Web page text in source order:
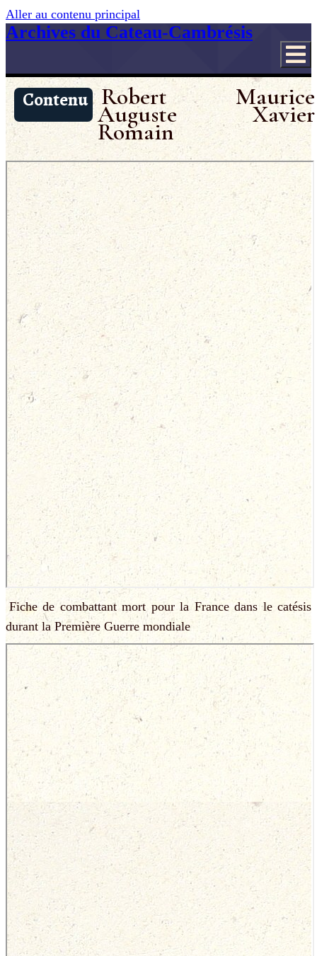
Aller au contenu principal
Archives du Cateau-Cambrésis
Contenu Robert Maurice
Auguste Xavier
Romain
Fiche de combattant mort pour la France dans le catésis
durant la Première Guerre mondiale